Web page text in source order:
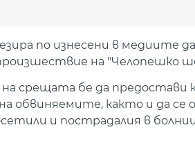
по изнесени в медиите
на "Челопешко
срещата бе да предостави
обвиняемите, както и да се
и пострадалия в